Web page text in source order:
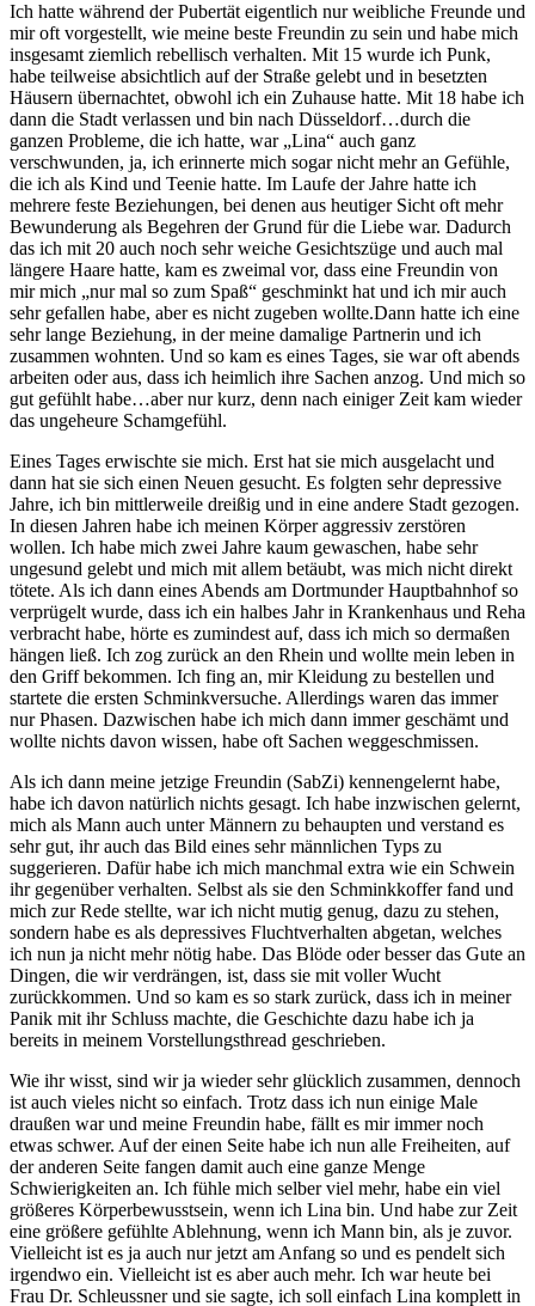
Ich hatte während der Pubertät eigentlich nur weibliche Freunde und
mir oft vorgestellt, wie meine beste Freundin zu sein und habe mich
insgesamt ziemlich rebellisch verhalten. Mit 15 wurde ich Punk,
habe teilweise absichtlich auf der Straße gelebt und in besetzten
Häusern übernachtet, obwohl ich ein Zuhause hatte. Mit 18 habe ich
dann die Stadt verlassen und bin nach Düsseldorf…durch die
ganzen Probleme, die ich hatte, war „Lina“ auch ganz
verschwunden, ja, ich erinnerte mich sogar nicht mehr an Gefühle,
die ich als Kind und Teenie hatte. Im Laufe der Jahre hatte ich
mehrere feste Beziehungen, bei denen aus heutiger Sicht oft mehr
Bewunderung als Begehren der Grund für die Liebe war. Dadurch
das ich mit 20 auch noch sehr weiche Gesichtszüge und auch mal
längere Haare hatte, kam es zweimal vor, dass eine Freundin von
mir mich „nur mal so zum Spaß“ geschminkt hat und ich mir auch
sehr gefallen habe, aber es nicht zugeben wollte.Dann hatte ich eine
sehr lange Beziehung, in der meine damalige Partnerin und ich
zusammen wohnten. Und so kam es eines Tages, sie war oft abends
arbeiten oder aus, dass ich heimlich ihre Sachen anzog. Und mich so
gut gefühlt habe…aber nur kurz, denn nach einiger Zeit kam wieder
das ungeheure Schamgefühl.
Eines Tages erwischte sie mich. Erst hat sie mich ausgelacht und
dann hat sie sich einen Neuen gesucht. Es folgten sehr depressive
Jahre, ich bin mittlerweile dreißig und in eine andere Stadt gezogen.
In diesen Jahren habe ich meinen Körper aggressiv zerstören
wollen. Ich habe mich zwei Jahre kaum gewaschen, habe sehr
ungesund gelebt und mich mit allem betäubt, was mich nicht direkt
tötete. Als ich dann eines Abends am Dortmunder Hauptbahnhof so
verprügelt wurde, dass ich ein halbes Jahr in Krankenhaus und Reha
verbracht habe, hörte es zumindest auf, dass ich mich so dermaßen
hängen ließ. Ich zog zurück an den Rhein und wollte mein leben in
den Griff bekommen. Ich fing an, mir Kleidung zu bestellen und
startete die ersten Schminkversuche. Allerdings waren das immer
nur Phasen. Dazwischen habe ich mich dann immer geschämt und
wollte nichts davon wissen, habe oft Sachen weggeschmissen.
Als ich dann meine jetzige Freundin (SabZi) kennengelernt habe,
habe ich davon natürlich nichts gesagt. Ich habe inzwischen gelernt,
mich als Mann auch unter Männern zu behaupten und verstand es
sehr gut, ihr auch das Bild eines sehr männlichen Typs zu
suggerieren. Dafür habe ich mich manchmal extra wie ein Schwein
ihr gegenüber verhalten. Selbst als sie den Schminkkoffer fand und
mich zur Rede stellte, war ich nicht mutig genug, dazu zu stehen,
sondern habe es als depressives Fluchtverhalten abgetan, welches
ich nun ja nicht mehr nötig habe. Das Blöde oder besser das Gute an
Dingen, die wir verdrängen, ist, dass sie mit voller Wucht
zurückkommen. Und so kam es so stark zurück, dass ich in meiner
Panik mit ihr Schluss machte, die Geschichte dazu habe ich ja
bereits in meinem Vorstellungsthread geschrieben.
Wie ihr wisst, sind wir ja wieder sehr glücklich zusammen, dennoch
ist auch vieles nicht so einfach. Trotz dass ich nun einige Male
draußen war und meine Freundin habe, fällt es mir immer noch
etwas schwer. Auf der einen Seite habe ich nun alle Freiheiten, auf
der anderen Seite fangen damit auch eine ganze Menge
Schwierigkeiten an. Ich fühle mich selber viel mehr, habe ein viel
größeres Körperbewusstsein, wenn ich Lina bin. Und habe zur Zeit
eine größere gefühlte Ablehnung, wenn ich Mann bin, als je zuvor.
Vielleicht ist es ja auch nur jetzt am Anfang so und es pendelt sich
irgendwo ein. Vielleicht ist es aber auch mehr. Ich war heute bei
Frau Dr. Schleussner und sie sagte, ich soll einfach Lina komplett in